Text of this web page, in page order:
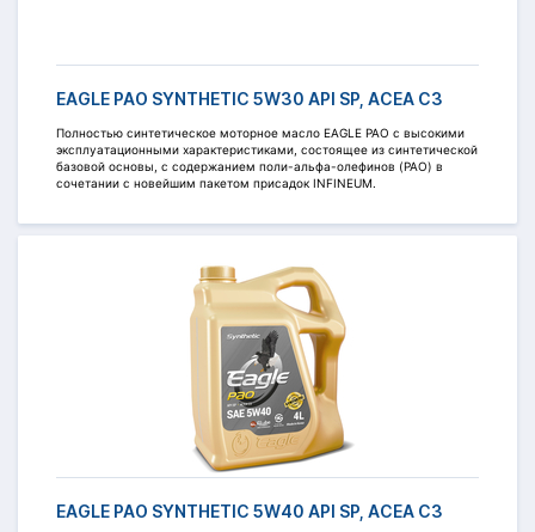
EAGLE PAO SYNTHETIC 5W30 API SP, ACEA C3
Полностью синтетическое моторное масло EAGLE PAO c высокими
эксплуатационными характеристиками, состоящее из синтетической
базовой основы, с содержанием поли-альфа-олефинов (PAO) в
сочетании с новейшим пакетом присадок INFINEUM.
EAGLE PAO SYNTHETIC 5W40 API SP, ACEA C3